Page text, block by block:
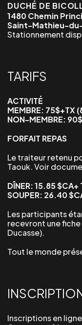
DUCHÉ DE
1480 Chemin
Saint-Mathieu-du-
Stationnement
TARIFS
ACTIVITÉ
MEMBRE: 75$+TX
NON-MEMBRE:
FORFAIT REPAS
Le traiteur retenu
Taouk. Voir
DÎNER: 15.85 $CA+
SOUPER: 26.40
Les participants
recevront une
Ducasse).
Tout le monde
Inscriptions en